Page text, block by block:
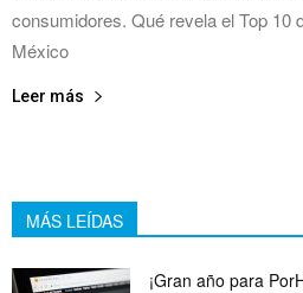
consumidores. Qué revela el Top 10
México
Leer más
MÁS LEÍDAS
¡Gran año para